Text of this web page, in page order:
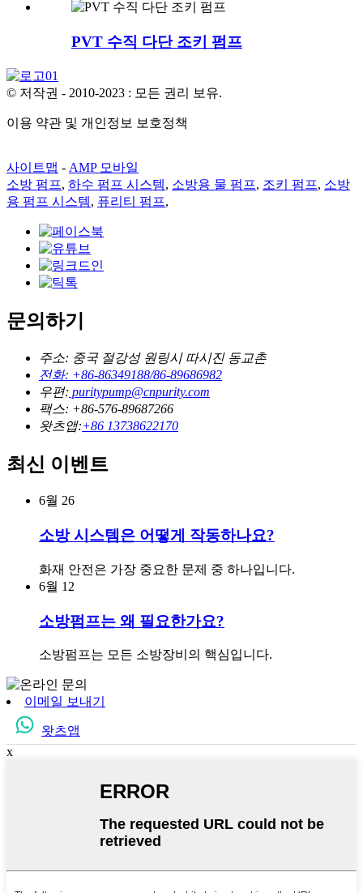
PVT 수직 다단 조키 펌프
© 저작권 - 2010-2023 : 모든 권리 보유.
이용 약관 및 개인정보 보호정책
사이트맵 - AMP 모바일
소방 펌프, 하수 펌프 시스템, 소방용 물 펌프, 조키 펌프, 소방
용 펌프 시스템, 퓨리티 펌프,
문의하기
주소: 중국 절강성 원링시 따시진 동교촌
전화: +86-86349188/86-89686982
우편: puritypump@cnpurity.com
팩스: +86-576-89687266
왓츠앱:+86 13738622170
최신 이벤트
6월 26
소방 시스템은 어떻게 작동하나요?
화재 안전은 가장 중요한 문제 중 하나입니다.
6월 12
소방펌프는 왜 필요한가요?
소방펌프는 모든 소방장비의 핵심입니다.
이메일 보내기
왓츠앱
x